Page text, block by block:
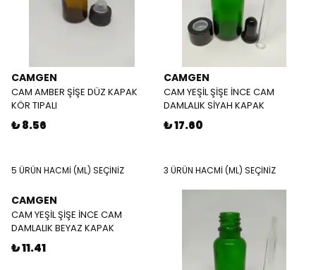
CAMGEN
CAM AMBER ŞİŞE DÜZ KAPAK
KÖR TIPALI
₺ 8.56
5 ÜRÜN HACMİ (ML) SEÇİNİZ
CAMGEN
CAM YEŞİL ŞİŞE İNCE CAM
DAMLALIK SİYAH KAPAK
₺ 17.60
3 ÜRÜN HACMİ (ML) SEÇİNİZ
CAMGEN
CAM YEŞİL ŞİŞE İNCE CAM
DAMLALIK BEYAZ KAPAK
₺ 11.41